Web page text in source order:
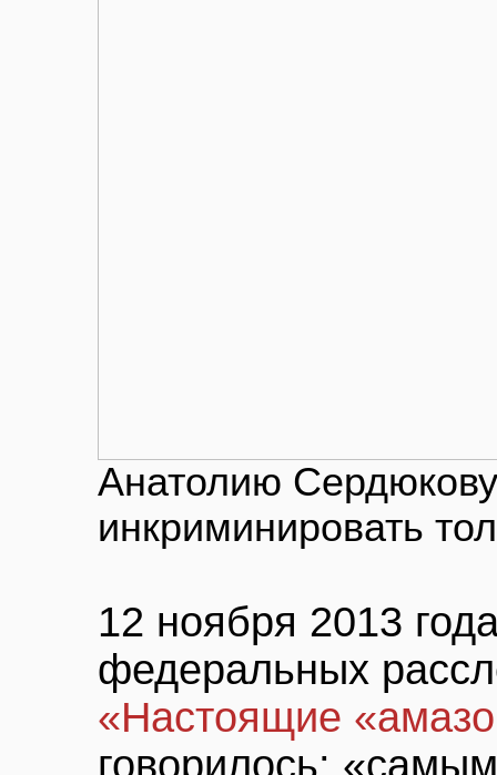
Анатолию
инкриминировать
12 ноября 2013
федеральных
«Настоящие
говорилось: